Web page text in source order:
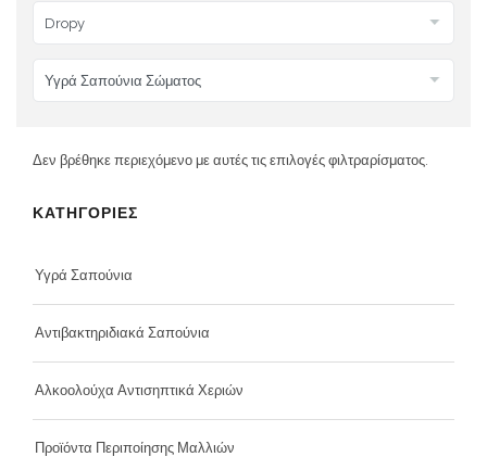
Επικοινωνία
Δεν βρέθηκε περιεχόμενο με αυτές τις επιλογές φιλτραρίσματος.
ΚΑΤΗΓΟΡΙΕΣ
Υγρά Σαπούνια
Αντιβακτηριδιακά Σαπούνια
Αλκοολούχα Αντισηπτικά Χεριών
Προϊόντα Περιποίησης Μαλλιών